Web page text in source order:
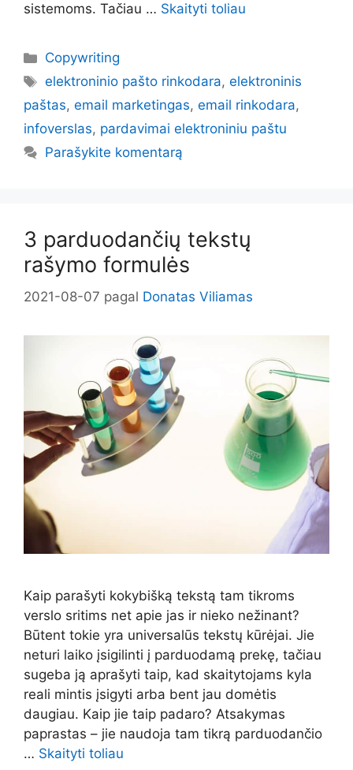
sistemoms. Tačiau … Skaityti toliau
Kategorijos
Copywriting
Žymos
elektroninio pašto rinkodara,elektroninis
paštas, email marketingas, email rinkodara,
infoverslas, pardavimai elektroniniu paštu
Parašykite komentarą
3 parduodančių tekstų
rašymo formulės
2021-08-07 pagal Donatas Viliamas
Kaip parašyti kokybišką tekstą tam tikroms
verslo sritims net apie jas ir nieko nežinant?
Būtent tokie yra universalūs tekstų kūrėjai. Jie
neturi laiko įsigilinti į parduodamą prekę, tačiau
sugeba ją aprašyti taip, kad skaitytojams kyla
reali mintis įsigyti arba bent jau domėtis
daugiau. Kaip jie taip padaro? Atsakymas
paprastas – jie naudoja tam tikrą parduodančio
… Skaityti toliau